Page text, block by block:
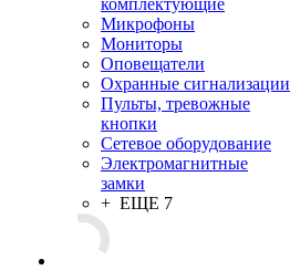
комплектующие
Микрофоны
Мониторы
Оповещатели
Охранные сигнализации
Пульты, тревожные
кнопки
Сетевое оборудование
Электромагнитные
замки
+ ЕЩЕ 7